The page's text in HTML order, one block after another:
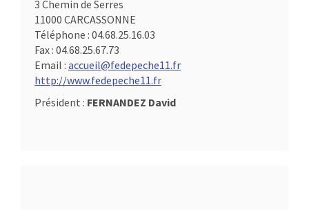
3 Chemin de Serres
11000 CARCASSONNE
Téléphone : 04.68.25.16.03
Fax : 04.68.25.67.73
Email : accueil@fedepeche11.fr
http://www.fedepeche11.fr
Président : FERNANDEZ David